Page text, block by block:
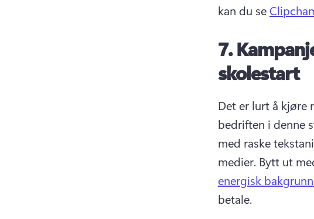
kan du se
7.
skolestart
Det er lurt å kjøre
bedriften i denne
med raske
medier. Bytt ut
energisk
betale.